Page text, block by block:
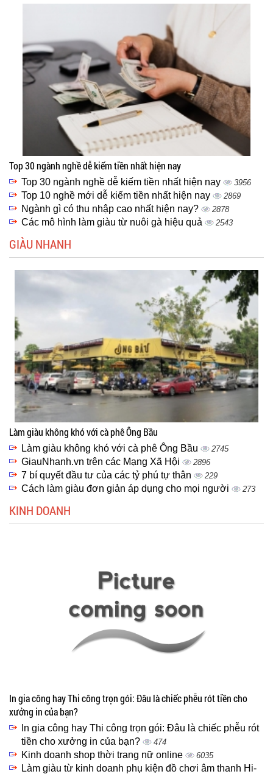
Top 30 ngành nghề dễ kiếm tiền nhất hiện nay
Top 30 ngành nghề dễ kiếm tiền nhất hiện nay 3956
Top 10 nghề mới dễ kiếm tiền nhất hiện nay 2869
Ngành gì có thu nhập cao nhất hiện nay? 2878
Các mô hình làm giàu từ nuôi gà hiệu quả 2543
GIÀU NHANH
Làm giàu không khó với cà phê Ông Bầu
Làm giàu không khó với cà phê Ông Bầu 2745
GiauNhanh.vn trên các Mạng Xã Hội 2896
7 bí quyết đầu tư của các tỷ phú tự thân 229
Cách làm giàu đơn giản áp dụng cho mọi người 273
KINH DOANH
In gia công hay Thi công trọn gói: Đâu là chiếc phễu rót tiền cho
xưởng in của bạn?
In gia công hay Thi công trọn gói: Đâu là chiếc phễu rót
tiền cho xưởng in của bạn?
474
Kinh doanh shop thời trang nữ online 6035
Làm giàu từ kinh doanh phụ kiện đồ chơi âm thanh Hi-